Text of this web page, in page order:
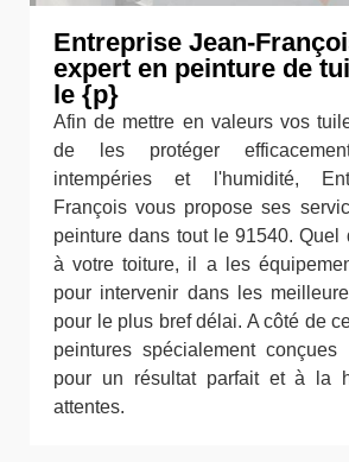
Entreprise Jean-
expert en peinture de
le {p}
Afin de mettre en valeurs vos
de les protéger
intempéries et l'humidité,
François vous propose ses
peinture dans tout le 91540. Quel
à votre toiture, il a les
pour intervenir dans les
pour le plus bref délai. A côté de
peintures spécialement
pour un résultat parfait et à la
attentes.